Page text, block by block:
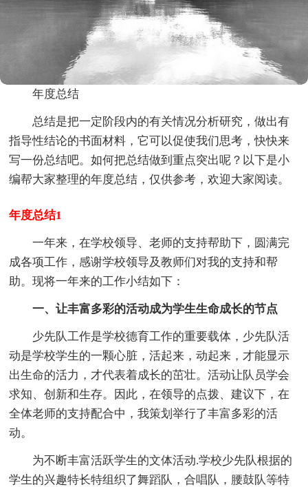
年度总结
总结是把一定阶段内的有关情况分析研究，做出有
指导性结论的书面材料，它可以促使我们思考，快快来
写一份总结吧。如何把总结做到重点突出呢？以下是小
编帮大家整理的年度总结，仅供参考，欢迎大家阅读。
年度总结1
一年来，在学校领导、老师的支持帮助下，圆满完
成各项工作，感谢学校领导及教师们对我的支持和帮
助。现将一年来的工作小结如下：
一、让丰富多彩的活动成为学生生命成长的节点
少先队工作是学校德育工作的重要载体，少先队活
动是学校学生的一颗心脏，活起来，动起来，才能显示
出生命的活力，才代表着成长的茁壮。活动让队员学会
求知、创新和生存。因此，在领导的点拨、建议下，在
全体老师的支持配合中，我策划举行了丰富多彩的活
动。
为不断丰富活跃学生的文体活动.学校少先队根据的
学生的兴趣特长特组织了舞蹈队，合唱队，腰鼓队等特